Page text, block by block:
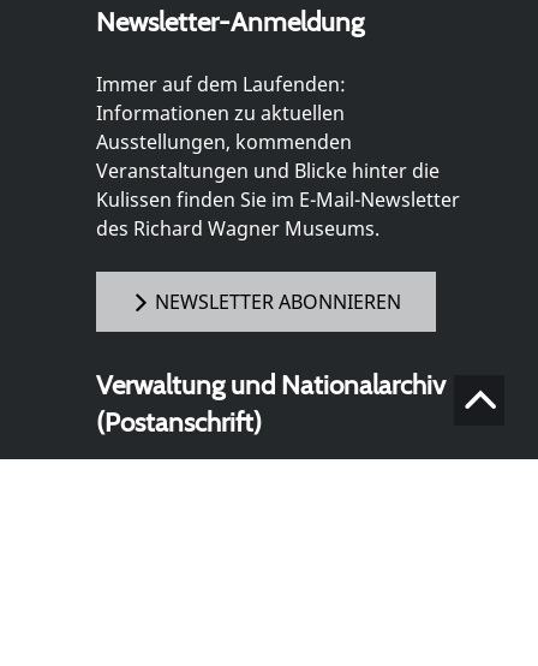
Newsletter-Anmeldung
Immer auf dem Laufenden:
Informationen zu aktuellen
Ausstellungen, kommenden
Veranstaltungen und Blicke hinter die
Kulissen finden Sie im E-Mail-Newsletter
des Richard Wagner Museums.
NEWSLETTER ABONNIEREN
Verwaltung und Nationalarchiv
(Postanschrift)